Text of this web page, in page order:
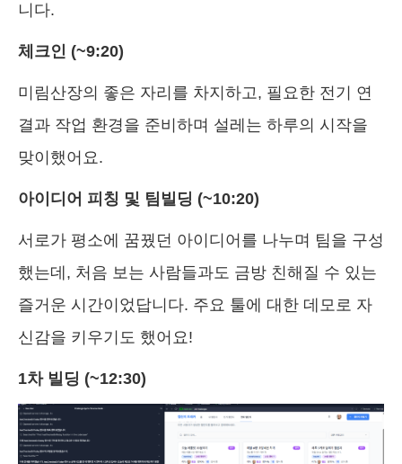
니다.
체크인 (~9:20)
미림산장의 좋은 자리를 차지하고, 필요한 전기 연
결과 작업 환경을 준비하며 설레는 하루의 시작을
맞이했어요.
아이디어 피칭 및 팀빌딩 (~10:20)
서로가 평소에 꿈꿨던 아이디어를 나누며 팀을 구성
했는데, 처음 보는 사람들과도 금방 친해질 수 있는
즐거운 시간이었답니다. 주요 툴에 대한 데모로 자
신감을 키우기도 했어요!
1차 빌딩 (~12:30)